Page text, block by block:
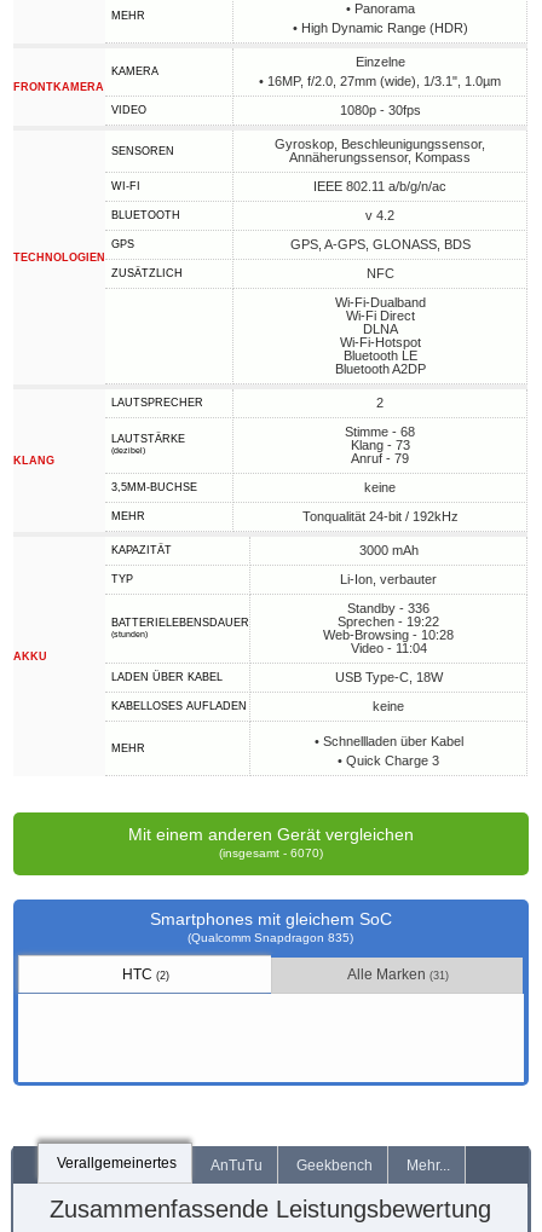
MEHR
• Panorama
• High Dynamic Range (HDR)
FRONTKAMERA
KAMERA
Einzelne
• 16MP, f/2.0, 27mm (wide), 1/3.1", 1.0µm
VIDEO 1080p - 30fps
TECHNOLOGIEN
SENSOREN
Gyroskop, Beschleunigungssensor,
Annäherungssensor, Kompass
WI-FI IEEE 802.11 a/b/g/n/ac
BLUETOOTH v 4.2
GPS GPS, A-GPS, GLONASS, BDS
ZUSÄTZLICH
NFC
Wi-Fi-Dualband
Wi-Fi Direct
DLNA
Wi-Fi-Hotspot
Bluetooth LE
Bluetooth A2DP
KLANG
LAUTSPRECHER 2
LAUTSTÄRKE
(dezibel)
Stimme - 68
Klang - 73
Anruf - 79
3,5MM-BUCHSE keine
MEHR Tonqualität 24-bit / 192kHz
AKKU
KAPAZITÄT 3000 mAh
TYP Li-Ion, verbauter
BATTERIELEBENSDAUER
(stunden)
Standby - 336
Sprechen - 19:22
Web-Browsing - 10:28
Video - 11:04
LADEN ÜBER KABEL USB Type-C, 18W
KABELLOSES AUFLADEN keine
MEHR
• Schnellladen über Kabel
• Quick Charge 3
Mit einem anderen Gerät vergleichen
(insgesamt - 6070)
Smartphones mit gleichem SoC
(Qualcomm Snapdragon 835)
HTC (2) Alle Marken (31)
Verallgemeinertes AnTuTu Geekbench Mehr...
Zusammenfassende Leistungsbewertung